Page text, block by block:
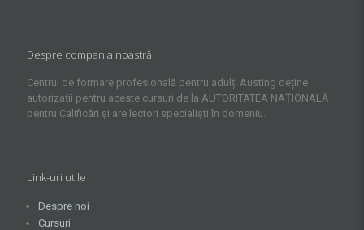
Despre compania noastră
Centrul de formare profesională pentru adulți Austing deține
autorizații pentru aceste cursuri de la AUTORITATEA NAȚIONALĂ
pentru Calificări și are lectori specialiști în domeniu.
Link-uri utile
Despre noi
Cursuri